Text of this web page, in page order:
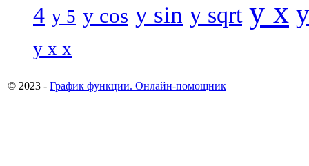
4 y 5 y cos y sin y sqrt y x
y x x
© 2023 - График функции. Онлайн-помощник